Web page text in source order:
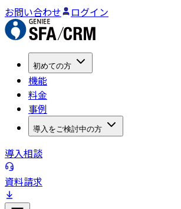
お問い合わせ ログイン
初めての方
機能
料金
事例
導入をご検討中の方
導入相談
資料請求